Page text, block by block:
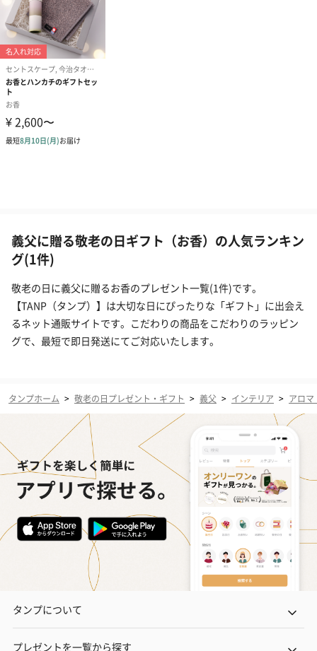
義父に贈る敬老の日ギフト（お香）の人気ランキン
グ(1件)
敬老の日に義父に贈るお香のプレゼント一覧(1件)です。
【TANP（タンプ）】は大切な日にぴったりな「ギフト」に出会え
るネット通販サイトです。こだわりの商品をこだわりのラッピン
グで、最短で即日発送にてご対応いたします。
タンプホーム > 敬老の日プレゼント・ギフト > 義父 > インテリア > アロマ
タンプについて
プレゼントを一覧から探す